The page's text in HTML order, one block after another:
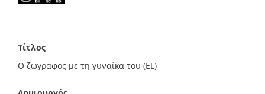
Τίτλος
Ο ζωγράφος με τη γυναίκα του (EL)